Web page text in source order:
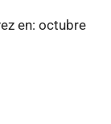
en: octubre